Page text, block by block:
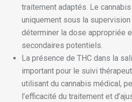
traitement adaptés. Le
uniquement sous la supervision
déterminer la dose appropriée
secondaires potentiels.
La présence de THC dans la
important pour le suivi
utilisant du cannabis médical,
l’efficacité du traitement et